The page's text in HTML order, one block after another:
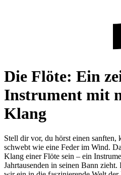
Die Flöte: Ein
Instrument mit
Klang
Stell dir vor, du hörst einen
schwebt wie eine Feder im Wind.
Klang einer Flöte sein – ein
Jahrtausenden in seinen Bann